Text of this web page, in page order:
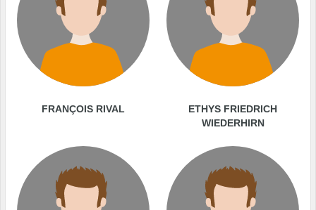
FRANÇOIS RIVAL
ETHYS FRIEDRICH
WIEDERHIRN